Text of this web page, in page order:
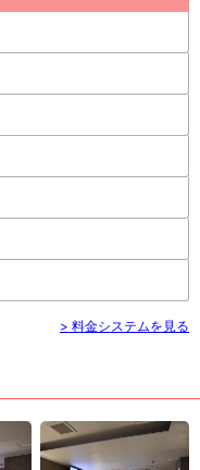
> 料金システムを見る